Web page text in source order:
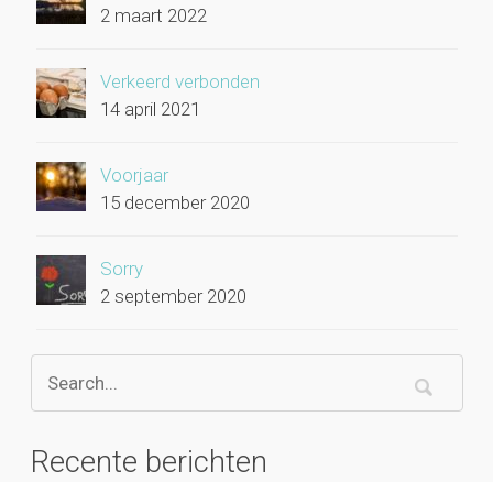
2 maart 2022
Verkeerd verbonden
14 april 2021
Voorjaar
15 december 2020
Sorry
2 september 2020
Recente berichten